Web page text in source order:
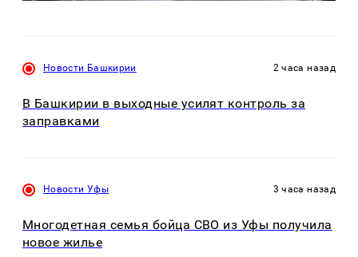
Новости Башкирии 2 часа назад
В Башкирии в выходные усилят контроль за
заправками
Новости Уфы 3 часа назад
Многодетная семья бойца СВО из Уфы получила
новое жилье